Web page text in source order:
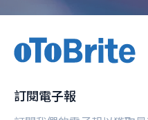
訂閱電子報